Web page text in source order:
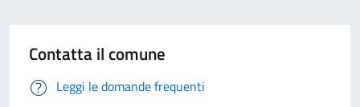
Contatta il comune
Leggi le domande frequenti